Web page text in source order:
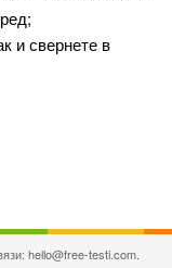
и свернете в
hello@free-testi.com.